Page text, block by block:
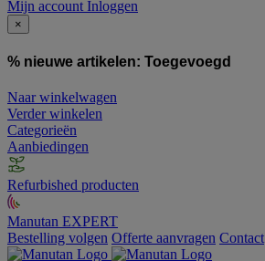
Mijn account Inloggen
×
% nieuwe artikelen: Toegevoegd
Naar winkelwagen
Verder winkelen
Categorieën
Aanbiedingen
Refurbished producten
Manutan EXPERT
Bestelling volgen Offerte aanvragen Contact